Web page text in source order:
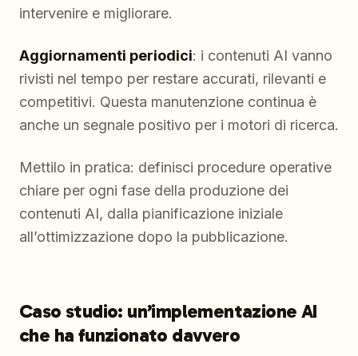
intervenire e migliorare.
Aggiornamenti periodici: i contenuti AI vanno
rivisti nel tempo per restare accurati, rilevanti e
competitivi. Questa manutenzione continua è
anche un segnale positivo per i motori di ricerca.
Mettilo in pratica: definisci procedure operative
chiare per ogni fase della produzione dei
contenuti AI, dalla pianificazione iniziale
all’ottimizzazione dopo la pubblicazione.
Caso studio: un’implementazione AI
che ha funzionato davvero